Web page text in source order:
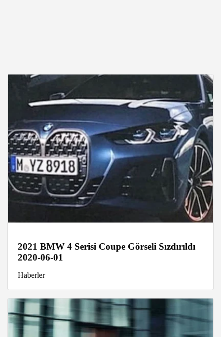
2021 BMW 4 Serisi Coupe Görseli Sızdırıldı
2020-06-01
Haberler